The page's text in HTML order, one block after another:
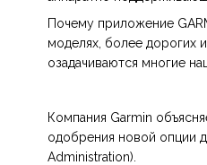
Почему приложение
моделях, более дорогих
озадачиваются многие
Компания Garmin
одобрения новой опции
Administration).